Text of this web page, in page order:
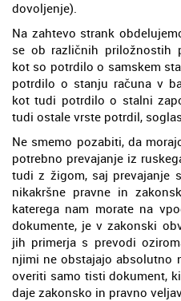
dovoljenje).
Na zahtevo strank
se ob različnih priložnostih
kot so potrdilo o samskem
potrdilo o stanju računa v
kot tudi potrdilo o stalni
tudi ostale vrste potrdil,
Ne smemo pozabiti, da
potrebno prevajanje iz
tudi z žigom, saj prevajanje
nikakršne pravne in
katerega nam morate na
dokumente, je v zakonski
jih primerja s prevodi
njimi ne obstajajo absolutno
overiti samo tisti dokument,
daje zakonsko in pravno